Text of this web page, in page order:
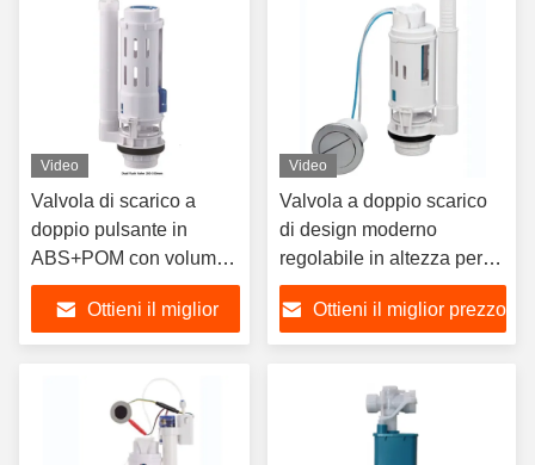
Video
Valvola di scarico a
doppio pulsante in
ABS+POM con volume
di scarico regolabile e
design integrato per
bagni moderni
Ottieni il miglior
Video
Valvola a doppio scarico
di design moderno
regolabile in altezza per
serbatoio dell'acqua del
bagno con materiale ABS
+ POM
Ottieni il miglior prezzo